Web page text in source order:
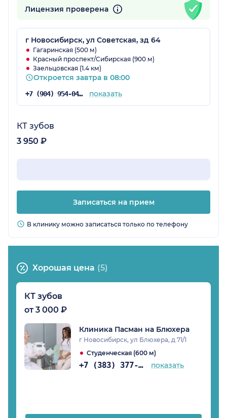
Лицензия проверена
г Новосибирск, ул Советская, зд 64
Гагаринская (500 м)
Красный проспект/Сибирская (900 м)
Заельцовская (1.4 км)
Откроется завтра в 08:00
+7 (904) 954-04-92 показать
КТ зубов
3 950 ₽
Записаться на прием
В клинику можно записаться только по телефону
Хорошая цена (5)
КТ зубов
от 3 000 ₽
Клиника Пасман на Блюхера
г Новосибирск, ул Блюхера, д 71/1
Студенческая (600 м)
+7 (383) 377-71-34 показать